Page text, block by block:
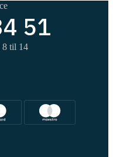
51
8 til 14